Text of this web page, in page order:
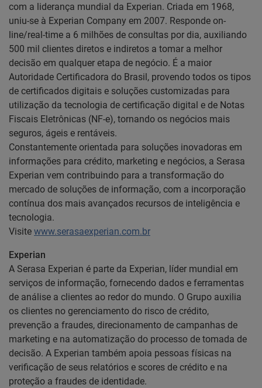
com a liderança mundial da Experian. Criada em 1968,
uniu-se à Experian Company em 2007. Responde on-
line/real-time a 6 milhões de consultas por dia, auxiliando
500 mil clientes diretos e indiretos a tomar a melhor
decisão em qualquer etapa de negócio. É a maior
Autoridade Certificadora do Brasil, provendo todos os tipos
de certificados digitais e soluções customizadas para
utilização da tecnologia de certificação digital e de Notas
Fiscais Eletrônicas (NF-e), tornando os negócios mais
seguros, ágeis e rentáveis.
Constantemente orientada para soluções inovadoras em
informações para crédito, marketing e negócios, a Serasa
Experian vem contribuindo para a transformação do
mercado de soluções de informação, com a incorporação
contínua dos mais avançados recursos de inteligência e
tecnologia.
Visite www.serasaexperian.com.br
Experian
A Serasa Experian é parte da Experian, líder mundial em
serviços de informação, fornecendo dados e ferramentas
de análise a clientes ao redor do mundo. O Grupo auxilia
os clientes no gerenciamento do risco de crédito,
prevenção a fraudes, direcionamento de campanhas de
marketing e na automatização do processo de tomada de
decisão. A Experian também apoia pessoas físicas na
verificação de seus relatórios e scores de crédito e na
proteção a fraudes de identidade.